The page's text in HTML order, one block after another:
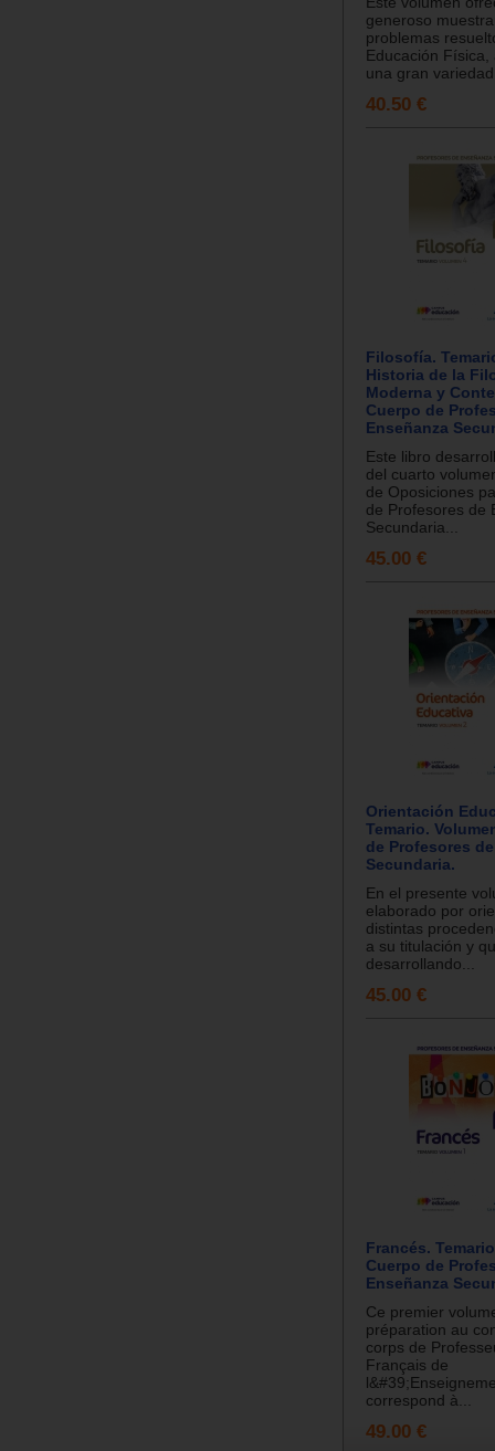
generoso
problemas
Educación Física,
una gran
40.50 €
Filosofía.
Historia de la
Moderna y
Cuerpo de
Enseñanza
Este libro
del cuarto
de Oposiciones
de Profesores de
Secundaria...
45.00 €
Orientación
Temario.
de Profesores
Secundaria.
En el presente
elaborado por
distintas
a su titulación y
desarrollando...
45.00 €
Francés.
Cuerpo de
Enseñanza
Ce premier
préparation au
corps de
Français de
correspond à...
49.00 €